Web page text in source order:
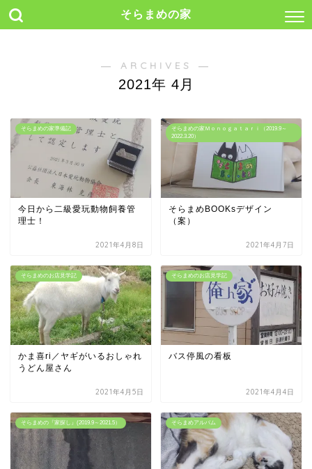
そらまめの家
― ARCHIVES ―
2021年 4月
そらまめの家準備記
今日から二級愛玩動物飼養管
理士！
2021年4月8日
そらまめの家Ｍｏｎｏｇａｔａｒｉ（2019.9～
2022.3.20）
そらまめBOOKsデザイン
（案）
2021年4月7日
そらまめのお店見学記
かま喜ri／ヤギがいるおしゃれ
うどん屋さん
2021年4月5日
そらまめのお店見学記
バス停風の看板
2021年4月4日
そらまめの『家探し』(2019.9～2021.5） そらまめアルバム